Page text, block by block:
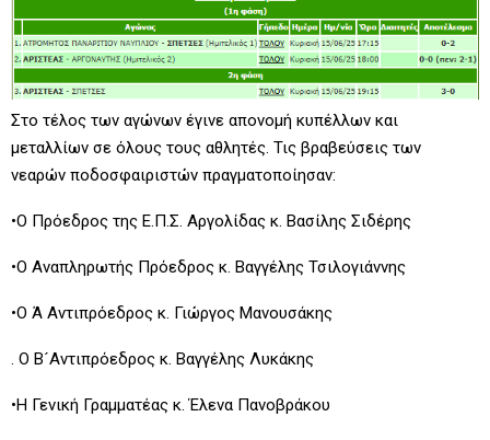
Στο τέλος των αγώνων έγινε απονομή κυπέλλων και
μεταλλίων σε όλους τους αθλητές. Τις βραβεύσεις των
νεαρών ποδοσφαιριστών πραγματοποίησαν:
•Ο Πρόεδρος της Ε.Π.Σ. Αργολίδας κ. Βασίλης Σιδέρης
•Ο Αναπληρωτής Πρόεδρος κ. Βαγγέλης Τσιλογιάννης
•Ο Ά Αντιπρόεδρος κ. Γιώργος Μανουσάκης
. Ο Β´Αντιπρόεδρος κ. Βαγγέλης Λυκάκης
•Η Γενική Γραμματέας κ. Έλενα Πανοβράκου